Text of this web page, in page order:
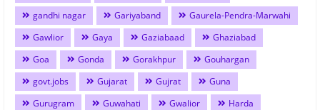
gandhi nagar
Gariyaband
Gaurela-Pendra-Marwahi
Gawlior
Gaya Gaziabaad
Ghaziabad
Goa
Gonda Gorakhpur
Gouhargan
govt.jobs
Gujarat Gujrat
Guna
Gurugram
Guwahati Gwalior
Harda